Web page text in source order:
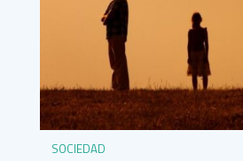
SOCIEDAD